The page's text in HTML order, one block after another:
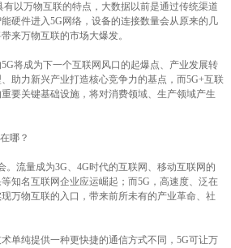
以万物互联的特点，大数据以前是通过传统渠道
硬件进入5G网络，设备的连接数量会从原来的几
来万物互联的市场大爆发。
将成为下一个互联网风口的起爆点、产业发展转
助力新兴产业打造核心竞争力的基点，而5G+互联
要关键基础设施，将对消费领域、生产领域产生
哪？
流量成为3G、4G时代的互联网、移动互联网的
知名互联网企业应运崛起；而5G，高速度、泛在
万物互联的入口，带来前所未有的产业革命、社
纯提供一种更快捷的通信方式不同，5G可让万